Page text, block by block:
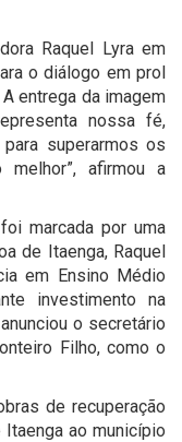
Raquel Lyra em
o diálogo em prol
entrega da imagem
nossa fé,
superarmos os
afirmou a
marcada por uma
de Itaenga, Raquel
em Ensino Médio
investimento na
o secretário
Filho, como o
de recuperação
ao município